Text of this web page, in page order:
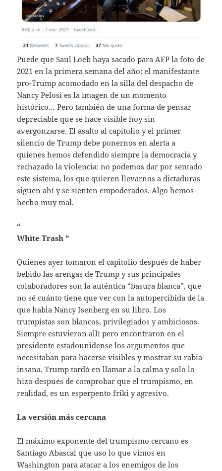
Puede que Saul Loeb haya sacado para AFP la foto de
2021 en la primera semana del año: el manifestante
pro-Trump acomodado en la silla del despacho de
Nancy Pelosi es la imagen de un momento
histórico… Pero también de una forma de pensar
depreciable que se hace visible hoy sin
avergonzarse. El asalto al capitolio y el primer
silencio de Trump debe ponernos en alerta a
quienes hemos defendido siempre la democracia y
rechazado la violencia: no podemos dar por sentado
este sistema, los que quieren llevarnos a dictaduras
siguen ahí y se sienten empoderados. Algo hemos
hecho muy mal.
“
White Trash ”
Quienes ayer tomaron el capitolio después de haber
bebido las arengas de Trump y sus principales
colaboradores son la auténtica “basura blanca”, que
no sé cuánto tiene que ver con la autopercibida de la
que habla Nancy Isenberg en su libro. Los
trumpistas son blancos, privilegiados y ambiciosos.
Siempre estuvieron allí pero encontraron en el
presidente estadounidense los argumentos que
necesitaban para hacerse visibles y mostrar su rabia
insana. Trump tardó en llamar a la calma y solo lo
hizo después de comprobar que el trumpismo, en
realidad, es un esperpento friki y agresivo.
La versión más cercana
El máximo exponente del trumpismo cercano es
Santiago Abascal que uso lo que vimos en
Washington para atacar a los enemigos de los